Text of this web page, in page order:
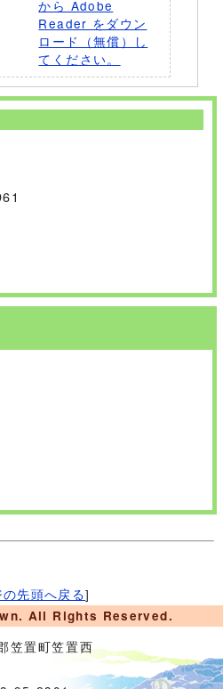
から Adobe
Reader をダウン
ロード（無償）し
てください。
先頭へ戻る]
All Rights Reserved.
置町笠置西